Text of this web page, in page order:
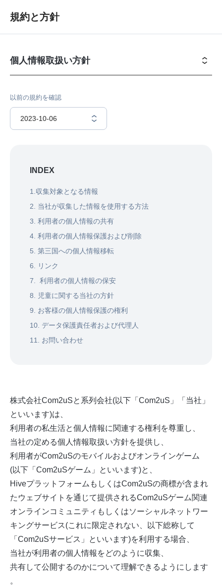
規約と方針
個人情報取扱い方針
以前の規約を確認
2023-10-06
INDEX
1.収集対象となる情報
2. 当社が収集した情報を使用する方法
3. 利用者の個人情報の共有
4. 利用者の個人情報保護および削除
5. 第三国への個人情報移転
6. リンク
7. 利用者の個人情報の保安
8. 児童に関する当社の方針
9. お客様の個人情報保護の権利
10. データ保護責任者および代理人
11. お問い合わせ
株式会社Com2uSと系列会社(以下「Com2uS」「当社」
といいます)は、
利用者の私生活と個人情報に関連する権利を尊重し、
当社の定める個人情報取扱い方針を提供し、
利用者がCom2uSのモバイルおよびオンラインゲーム
(以下「Com2uSゲーム」といいます)と、
HiveプラットフォームもしくはCom2uSの商標が含まれ
たウェブサイトを通じて提供されるCom2uSゲーム関連
オンラインコミュニティもしくはソーシャルネットワー
キングサービス(これに限定されない、以下総称して
「Com2uSサービス」といいます)を利用する場合、
当社が利用者の個人情報をどのように収集、
共有して公開するのかについて理解できるようにします
。